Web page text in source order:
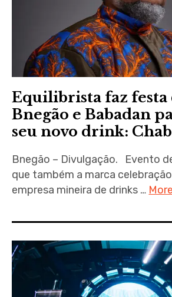
Equilibrista faz festa
Bnegão e Babadan
seu novo drink:
Bnegão – Divulgação. Evento
que também a marca
empresa mineira de drinks … More